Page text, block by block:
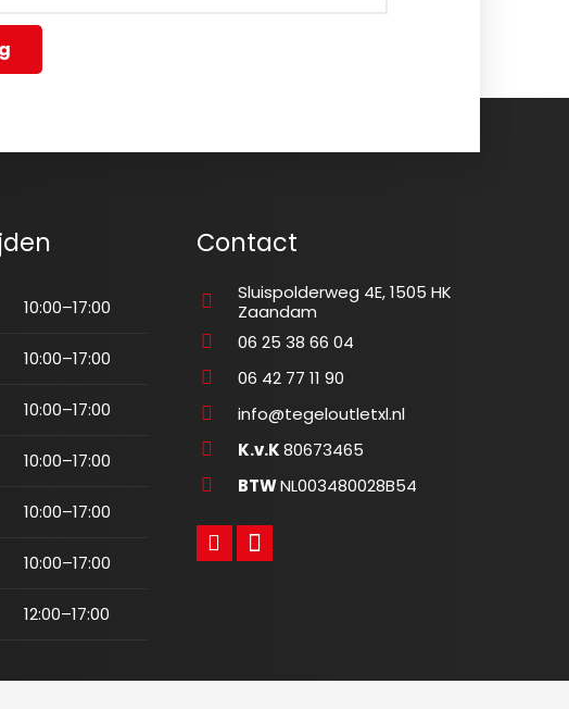
10:00–17:00
10:00–17:00
10:00–17:00
10:00–17:00
10:00–17:00
10:00–17:00
12:00–17:00
Contact
Sluispolderweg 4E, 1505 HK
Zaandam
06 25 38 66 04
06 42 77 11 90
info@tegeloutletxl.nl
K.v.K80673465
BTWNL003480028B54